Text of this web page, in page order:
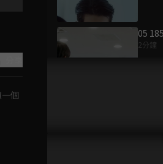
05
2分鐘
06
07
個
為您推薦